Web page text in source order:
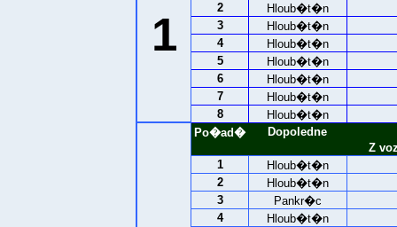
1
2
Hloub�t�n
3
Hloub�t�n
4
Hloub�t�n
5
Hloub�t�n
6
Hloub�t�n
7
Hloub�t�n
8
Hloub�t�n
Po�ad�
Dopoledne
Z
1
Hloub�t�n
2
Hloub�t�n
3
Pankr�c
4
Hloub�t�n